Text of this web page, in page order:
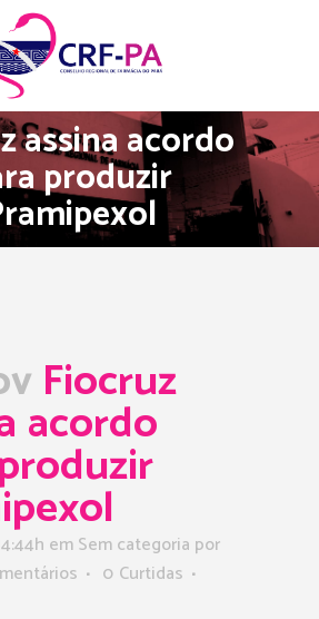
assina acordo
produzir
Fiocruz
acordo
em Sem categoria por
0 Curtidas